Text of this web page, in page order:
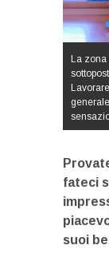
La
fateci
suoi